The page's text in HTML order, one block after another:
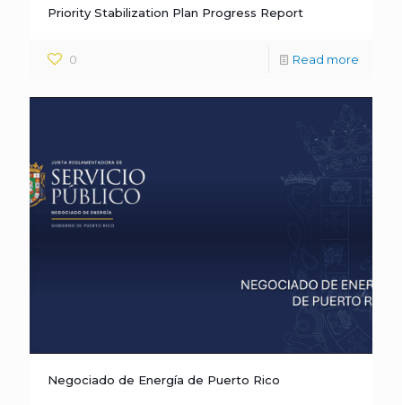
Priority Stabilization Plan Progress Report
0 Read more
Negociado de Energía de Puerto Rico